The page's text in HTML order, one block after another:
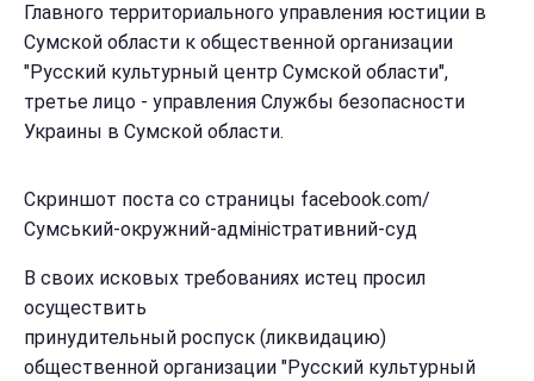
Главного территориального управления юстиции в
Сумской области к общественной организации
"Русский культурный центр Сумской области",
третье лицо - управления Службы безопасности
Украины в Сумской области.
Скриншот поста со страницы facebook.com/
Сумський-окружний-адміністративний-суд
В своих исковых требованиях истец просил
осуществить
принудительный роспуск (ликвидацию)
общественной организации "Русский культурный